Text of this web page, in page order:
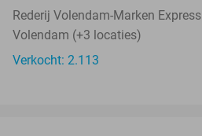
Rederij Volendam-Marken Express
Volendam (+3 locaties)
Verkocht: 2.113